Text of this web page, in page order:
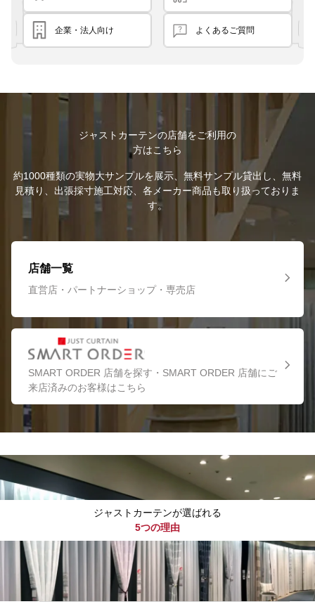
企業・法人向け よくあるご質問
ジャストカーテンの店舗をご利用の
方はこちら
約1000種類の実物大サンプルを展示、無料サンプル貸出し、無料
見積り、出張採寸施工対応、各メーカー商品も取り扱っておりま
す。
店舗一覧
直営店・パートナーショップ・専売店
SMART ORDER 店舗を探す・SMART ORDER 店舗にご
来店済みのお客様はこちら
ジャストカーテンが選ばれる
5つの理由